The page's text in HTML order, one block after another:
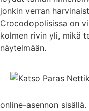
jonkin verran
Crocodopolisissa on
kolmen rivin yli, mikä
näytelmään.
online-asennon